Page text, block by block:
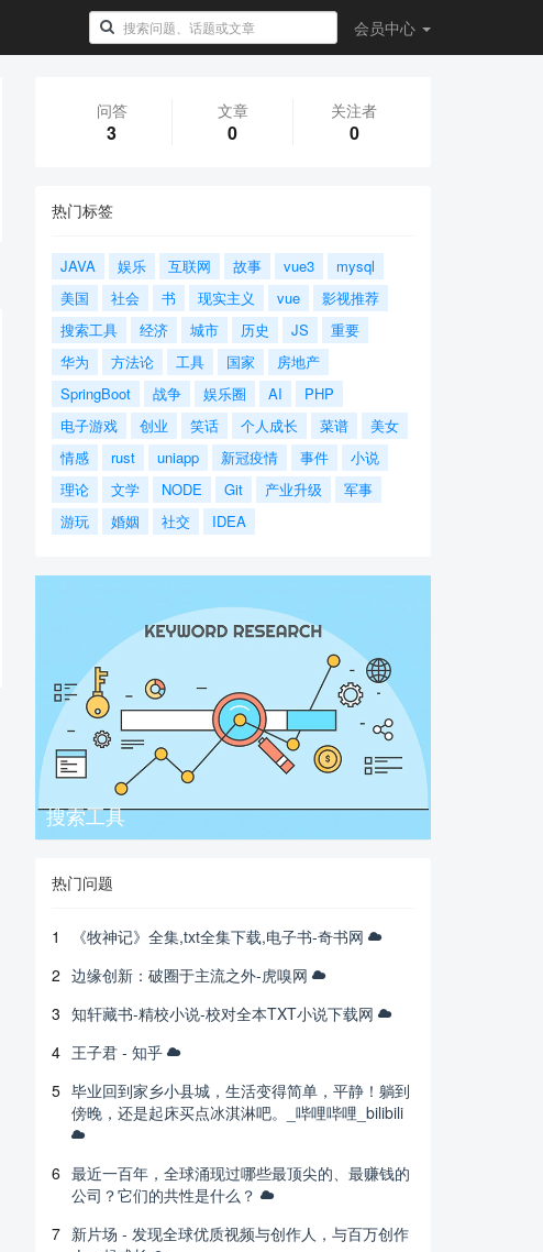
会员中心
问答
3
文章
0
关注者
0
热门标签
JAVA 娱乐 互联网 故事 vue3
mysql
美国
社会 书 现实主义 vue
影视推荐
搜索工具
经济 城市 历史 JS
重要
华为
方法论 工具 国家
房地产
SpringBoot
战争 娱乐圈 AI
PHP
电子游戏
创业 笑话 个人成长 菜谱
美女
情感
rust uniapp 新冠疫情 事件
小说
理论
文学 NODE Git 产业升级
军事
游玩
婚姻 社交 IDEA
搜索工具
热门问题
1
《牧神记》全集,txt全集下载,电子书-奇书网
2 边缘创新：破圈于主流之外-虎嗅网
3 知轩藏书-精校小说-校对全本TXT小说下载网
4 王子君 - 知乎
5 毕业回到家乡小县城，生活变得简单，平静！躺到
傍晚，还是起床买点冰淇淋吧。_哔哩哔哩_bilibili
6 最近一百年，全球涌现过哪些最顶尖的、最赚钱的
公司？它们的共性是什么？
7 新片场 - 发现全球优质视频与创作人，与百万创作